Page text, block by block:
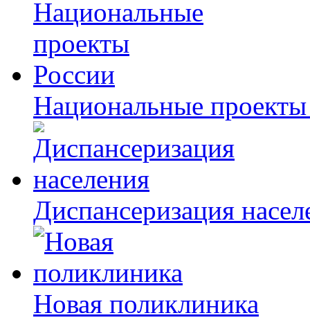
Национальные
Диспансеризация
Новая поликлиника